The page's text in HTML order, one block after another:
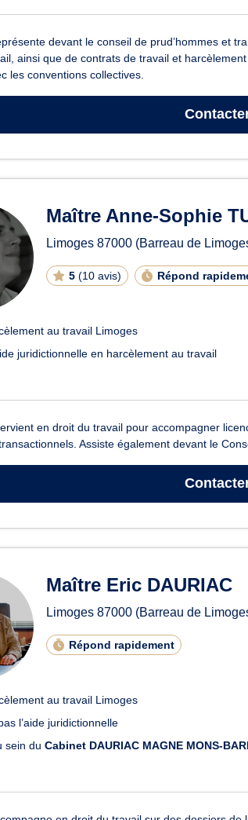
devant le conseil de prud’hommes et
ainsi que de contrats de travail et
les conventions collectives.
Maître Anne-Sophie
Limoges 87000 (Barreau de
5 (10 avis) Répond
au travail Limoges
juridictionnelle en harcèlement au travail
en droit du travail pour accompagner
Assiste également devant le
Maître Eric DAURIAC
Limoges 87000 (Barreau de
Répond rapidement
au travail Limoges
l’aide juridictionnelle
sein du Cabinet DAURIAC MAGNE MONS-